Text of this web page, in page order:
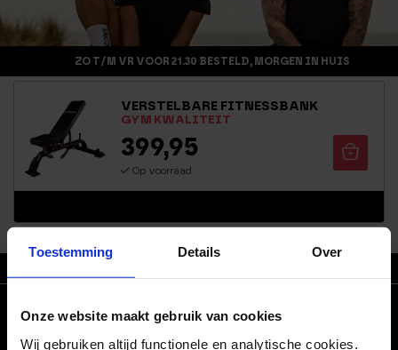
Toestemming Details Over
Onze website maakt gebruik van cookies
Wij gebruiken altijd functionele en analytische cookies.
ZO T/M VR VOOR 21.30 BESTELD, MORGEN IN HUIS
VERSTELBARE FITNESSBANK
GYM KWALITEIT
399,95
Op voorraad
CONNECT WITH US!